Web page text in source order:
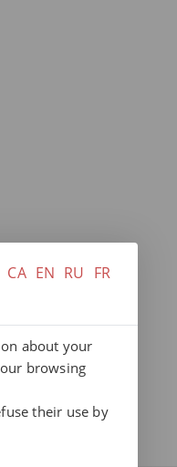
CA EN RU FR
about your
browsing
their use by